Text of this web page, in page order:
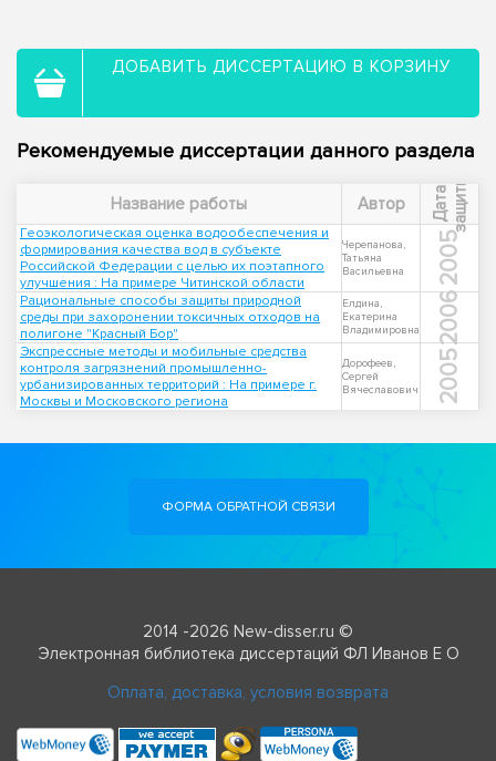
ДОБАВИТЬ ДИССЕРТАЦИЮ В КОРЗИНУ
Рекомендуемые диссертации данного раздела
Название работы Автор Д
а
т
а
з
а
щ
и
т ы
Геоэкологическая оценка водообеспечения и
формирования качества вод в субъекте
Российской Федерации с целью их поэтапного
улучшения : На примере Читинской области
Черепанова,
Татьяна
Васильевна
2005
Рациональные способы защиты природной
среды при захоронении токсичных отходов на
полигоне "Красный Бор"
Елдина,
Екатерина
Владимировна
2006
Экспрессные методы и мобильные средства
контроля загрязнений промышленно-
урбанизированных территорий : На примере г.
Москвы и Московского региона
Дорофеев,
Сергей
Вячеславович
2005
ФОРМА ОБРАТНОЙ СВЯЗИ
2014 -2026 New-disser.ru ©
Электронная библиотека диссертаций ФЛ Иванов Е О
Оплата, доставка, условия возврата